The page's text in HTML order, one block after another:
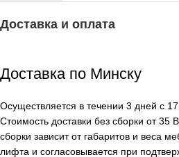
Доставка и оплата
Доставка по Минску
Осуществляется в течении 3 дней с
Стоимость доставки без сборки от 35
сборки зависит от габаритов и веса
лифта и согласовывается при